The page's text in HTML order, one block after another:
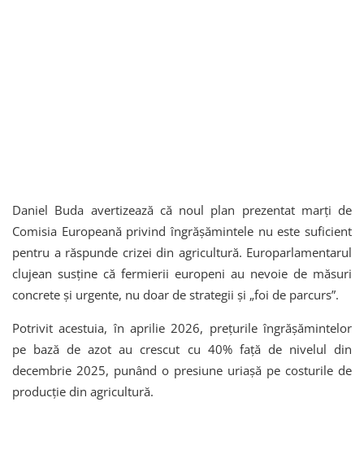
Daniel Buda avertizează că noul plan prezentat marți de
Comisia Europeană privind îngrășămintele nu este suficient
pentru a răspunde crizei din agricultură. Europarlamentarul
clujean susține că fermierii europeni au nevoie de măsuri
concrete și urgente, nu doar de strategii și „foi de parcurs”.
Potrivit acestuia, în aprilie 2026, prețurile îngrășămintelor
pe bază de azot au crescut cu 40% față de nivelul din
decembrie 2025, punând o presiune uriașă pe costurile de
producție din agricultură.